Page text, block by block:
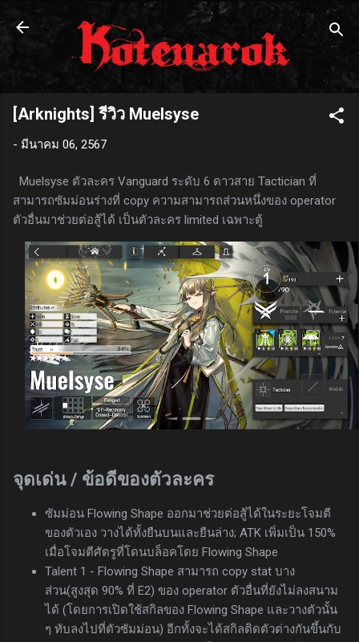
ข้ามไปที่เนื้อหาหลัก
[Arknights] รีวิว Muelsyse
- มีนาคม 06, 2567
Muelsyse ตัวละคร Vanguard ระดับ 6 ดาวสาย Tactician ที่
สามารถซัมม่อนร่างที่ copy ความสามารถส่วนหนึ่งของ operator
ตัวอื่นมาช่วยต่อสู้ได้ เป็นตัวละคร limited เฉพาะตู้
จุดเด่น / ข้อดีของตัวละคร
ซัมม่อน Flowing Shape ออกมาช่วยต่อสู้ได้ในระยะโจมตี
ของตัวเอง วางได้ทั้งยืนบนและยืนล่าง; ATK เพิ่มเป็น 150%
เมื่อโจมตีศัตรูที่โดนบล็อคโดย Flowing Shape
Talent 1 - Flowing Shape สามารถ copy stat บาง
ส่วน(สูงสุด 90% ที่ E2) ของ operator ตัวอื่นที่ยังไม่ลงสนาม
ได้ (โดยการเปิดใช้สกิลของ Flowing Shape และวางตัวนั้น
ๆ ทับลงไปที่ตัวซัมม่อน) อีกทั้งจะได้สกิลติดตัวต่างกันขึ้นกับ